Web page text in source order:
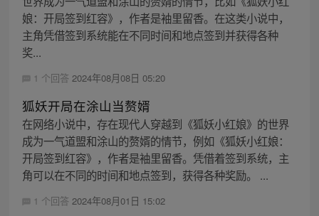
娘：开局签到红容》，作者是袖里留香。在这类小说中，
主角凭借签到系统能在不同时间和地点签到并获得各种
奖...
1 个回答 2024年08月08日 05:20
狐妖开局在涂山当赘婿
在网络小说中，存在现代人穿越到《狐妖小红娘》的世界
成为一气道盟和涂山的赘婿的情节，例如《狐妖小红娘：
开局签到红容》，作者是袖里留香。凭借着签到系统，主
角可以在不同的时间和地点签到，获得各种奖励。 ...
1 个回答 2024年08月01日 15:02